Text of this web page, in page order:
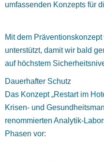
umfassenden Konzepts für
Mit dem
unterstützt, damit wir bald
auf höchstem
Dauerhafter Schutz
Das Konzept „Restart im
Krisen- und
renommierten Analytik-
Phasen vor: